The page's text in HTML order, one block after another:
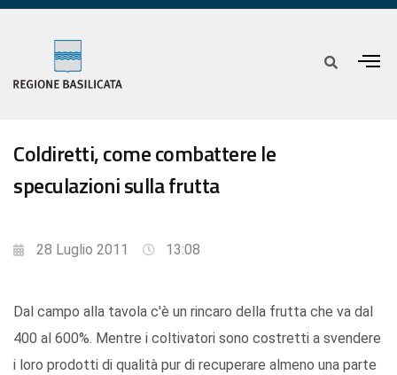
Coldiretti, come combattere le
speculazioni sulla frutta
28 Luglio 2011 13:08
Dal campo alla tavola c'è un rincaro della frutta che va dal
400 al 600%. Mentre i coltivatori sono costretti a svendere
i loro prodotti di qualità pur di recuperare almeno una parte